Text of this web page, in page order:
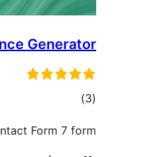
Generator
(3 مجموع)
Form 7 form.